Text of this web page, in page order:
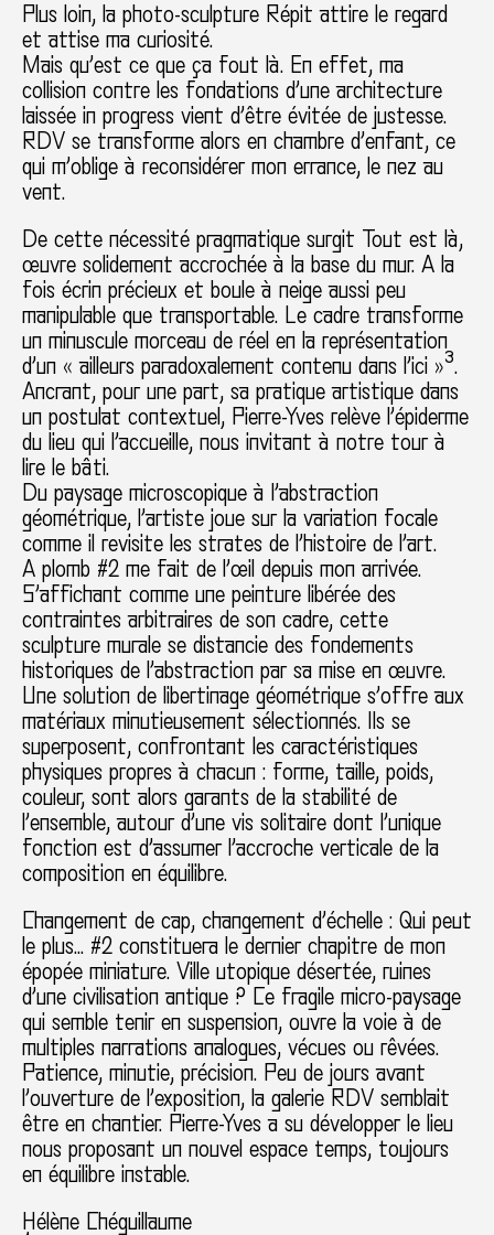
Plus loin, la photo-sculpture Répit attire le regard
et attise ma curiosité.
Mais qu’est ce que ça fout là. En effet, ma
collision contre les fondations d’une architecture
laissée in progress vient d’être évitée de justesse.
RDV se transforme alors en chambre d’enfant, ce
qui m’oblige à reconsidérer mon errance, le nez au
vent.
De cette nécessité pragmatique surgit Tout est là,
œuvre solidement accrochée à la base du mur. A la
fois écrin précieux et boule à neige aussi peu
manipulable que transportable. Le cadre transforme
un minuscule morceau de réel en la représentation
d’un « ailleurs paradoxalement contenu dans l’ici »³.
Ancrant, pour une part, sa pratique artistique dans
un postulat contextuel, Pierre-Yves relève l’épiderme
du lieu qui l’accueille, nous invitant à notre tour à
lire le bâti.
Du paysage microscopique à l’abstraction
géométrique, l’artiste joue sur la variation focale
comme il revisite les strates de l’histoire de l’art.
A plomb #2 me fait de l’œil depuis mon arrivée.
S’affichant comme une peinture libérée des
contraintes arbitraires de son cadre, cette
sculpture murale se distancie des fondements
historiques de l’abstraction par sa mise en œuvre.
Une solution de libertinage géométrique s’offre aux
matériaux minutieusement sélectionnés. Ils se
superposent, confrontant les caractéristiques
physiques propres à chacun : forme, taille, poids,
couleur, sont alors garants de la stabilité de
l’ensemble, autour d’une vis solitaire dont l’unique
fonction est d’assumer l’accroche verticale de la
composition en équilibre.
Changement de cap, changement d’échelle : Qui peut
le plus… #2 constituera le dernier chapitre de mon
épopée miniature. Ville utopique désertée, ruines
d’une civilisation antique ? Ce fragile micro-paysage
qui semble tenir en suspension, ouvre la voie à de
multiples narrations analogues, vécues ou rêvées.
Patience, minutie, précision. Peu de jours avant
l’ouverture de l’exposition, la galerie RDV semblait
être en chantier. Pierre-Yves a su développer le lieu
nous proposant un nouvel espace temps, toujours
en équilibre instable.
Hélène Chéguillaume